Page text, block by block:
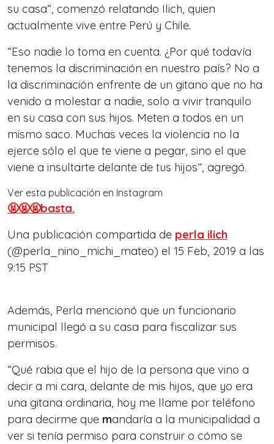
su casa”, comenzó relatando Ilich, quien
actualmente vive entre Perú y Chile.
“Eso nadie lo toma en cuenta. ¿Por qué todavía
tenemos la discriminación en nuestro país? No a
la discriminación enfrente de un gitano que no ha
venido a molestar a nadie, solo a vivir tranquilo
en su casa con sus hijos. Meten a todos en un
mismo saco. Muchas veces la violencia no la
ejerce sólo el que te viene a pegar, sino el que
viene a insultarte delante de tus hijos“, agregó.
Ver esta publicación en Instagram
🤬🤬🤬basta.
Una publicación compartida de perla ilich
(@perla_nino_michi_mateo) el 15 Feb, 2019 a las
9:15 PST
Además, Perla mencionó que un funcionario
municipal llegó a su casa para fiscalizar sus
permisos.
“Qué rabia que el hijo de la persona que vino a
decir a mi cara, delante de mis hijos, que yo era
una gitana ordinaria, hoy me llame por teléfono
para decirme que mandaría a la municipalidad a
ver si tenía permiso para construir o cómo se